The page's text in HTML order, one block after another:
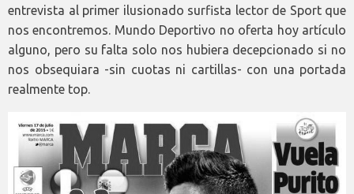
entrevista al primer ilusionado surfista lector de Sport que
nos encontremos. Mundo Deportivo no oferta hoy artículo
alguno, pero su falta solo nos hubiera decepcionado si no
nos obsequiara -sin cuotas ni cartillas- con una portada
realmente top.